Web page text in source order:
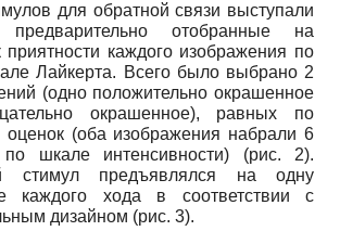
для обратной связи выступали
предварительно отобранные на
приятности каждого изображения по
Лайкерта. Всего было выбрано 2
(одно положительно окрашенное
окрашенное), равных по
оценок (оба изображения набрали 6
шкале интенсивности) (рис. 2).
стимул предъявлялся на одну
каждого хода в соответствии с
дизайном (рис. 3).